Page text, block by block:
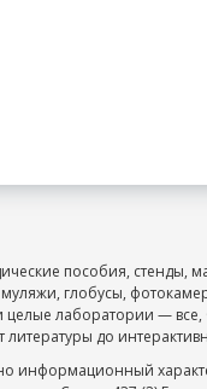
пособия, стенды,
глобусы,
лаборатории — все,
до
информационный